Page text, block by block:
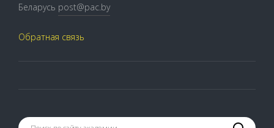
Беларусь post@pac.by
Обратная связь